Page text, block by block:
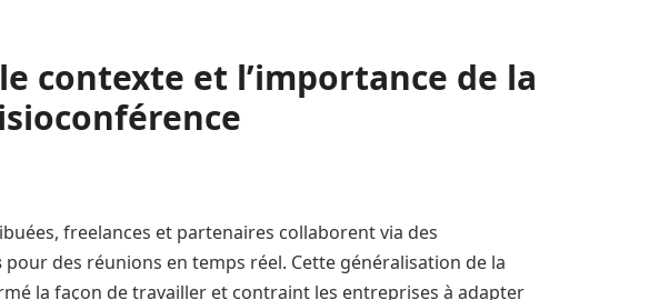
contexte et l’importance de la
freelances et partenaires collaborent via des
pour des réunions en temps réel. Cette généralisation de la
la façon de travailler et contraint les entreprises à adapter